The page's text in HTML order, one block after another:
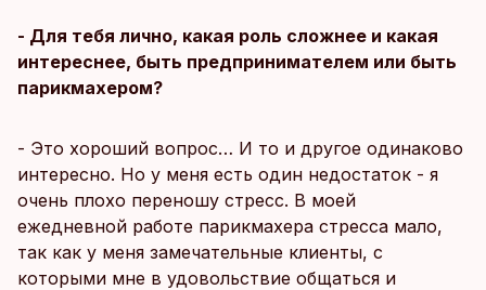
- Для тебя лично, какая роль сложнее и какая
интереснее, быть предпринимателем или быть
парикмахером?
- Это хороший вопрос… И то и другое одинаково
интересно. Но у меня есть один недостаток - я
очень плохо переношу стресс. В моей
ежедневной работе парикмахера стресса мало,
так как у меня замечательные клиенты, с
которыми мне в удовольствие общаться и